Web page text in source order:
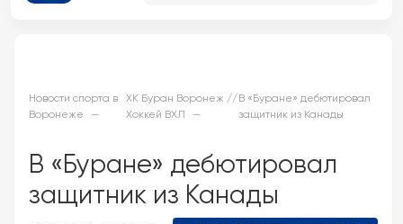
Новости спорта в
Воронеже
ХК Буран Воронеж //
Хоккей ВХЛ
В «Буране» дебютировал
защитник из Канады
В «Буране» дебютировал
защитник из Канады